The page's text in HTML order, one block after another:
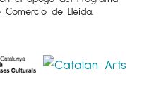
Comercio de Lleida.